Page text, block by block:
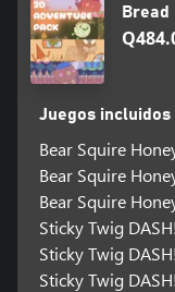
Bread
Juegos incluidos
Bear Squire
Bear Squire
Bear Squire
Sticky Twig DASH!
Sticky Twig
Sticky Twig